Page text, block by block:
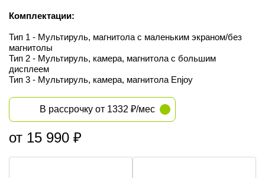
Комплектации:
Тип 1 - Мультируль, магнитола с маленьким экраном/без
магнитолы
Тип 2 - Мультируль, камера, магнитола с большим
дисплеем
Тип 3 - Мультируль, камера, магнитола Enjoy
В рассрочку от 1332 ₽/мес
от 15 990 ₽